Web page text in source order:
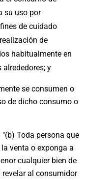
su uso por
de cuidado
de
habitualmente en
alrededores; y
se consumen o
de dicho consumo o
"(b) Toda persona que
venta o exponga a
cualquier bien de
al consumidor